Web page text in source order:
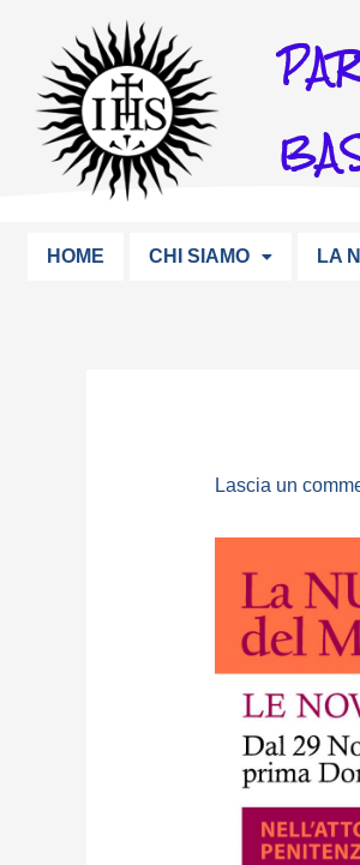
contenuto
HOME CHI SIAMO LA
Lascia un